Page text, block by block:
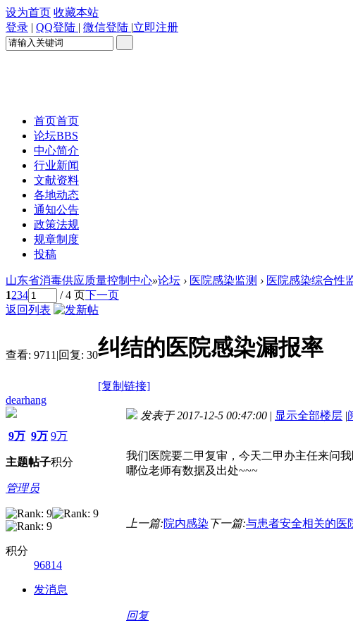
设为首页 收藏本站
登录 | QQ登陆 | 微信登陆 |立即注册
首页首页
论坛BBS
中心简介
行业新闻
文献资料
各地动态
通知公告
政策法规
规章制度
投稿
山东省消毒供应质量控制中心»论坛 › 医院感染监测 › 医院感染综合性
1234 / 4 页下一页
返回列表
查看: 9711 |回复: 30纠结的医院感染漏报率
[复制链接]
dearhang
9万
主题
9万
帖子
9万
积分
管理员
积分
96814
发消息
发表于 2017-12-5 00:47:00 | 显示全部楼层 |
我们医院要二甲复审，今天二甲办主任来问
哪位老师有数据及出处~~~
上一篇:院内感染 下一篇:与患者安全相关的医
回复